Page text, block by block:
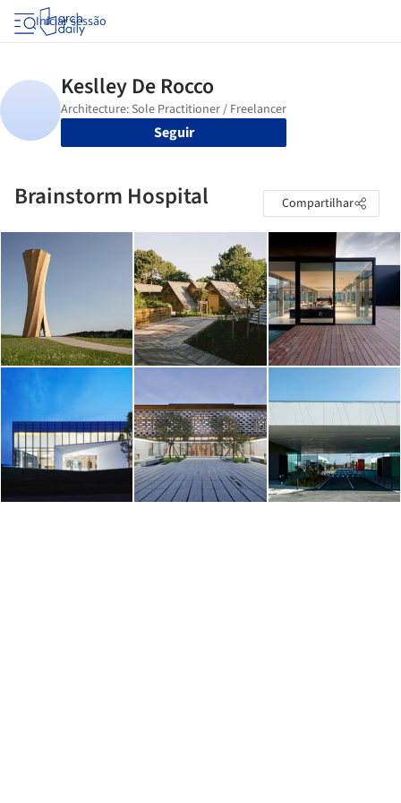
Iniciar sessão
Seguir
Brainstorm Hospital Compartilhar